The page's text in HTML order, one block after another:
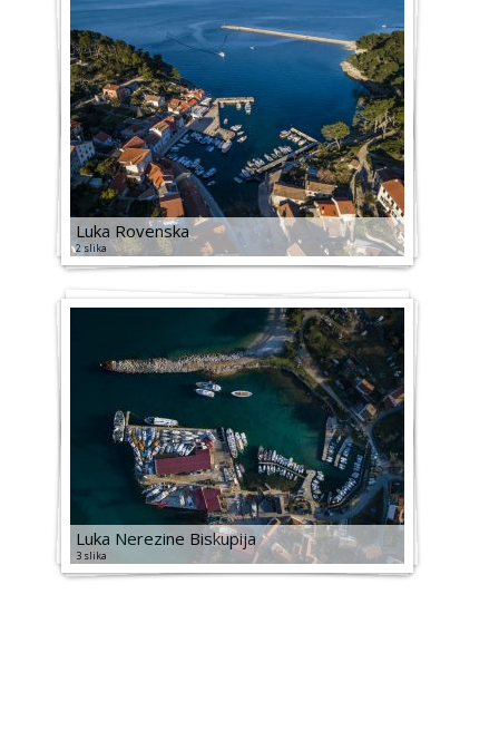
Luka Rovenska
2 slika
Luka Nerezine Biskupija
3 slika